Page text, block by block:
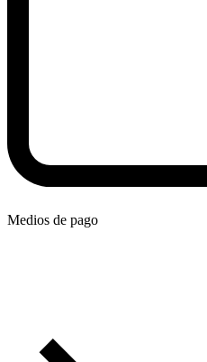
Medios de pago